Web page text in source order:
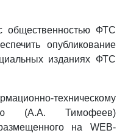
общественностью ФТС
опубликование
изданиях ФТС
техническому
(А.А. Тимофеев)
на WEB-